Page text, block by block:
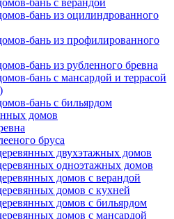
бань с верандой
бань из оцилиндрованного
бань из профилированного
бань из рубленного бревна
бань с мансардой и террасой
бань с бильярдом
домов
бруса
двухэтажных домов
одноэтажных домов
домов с верандой
домов с кухней
домов с бильярдом
домов с мансардой